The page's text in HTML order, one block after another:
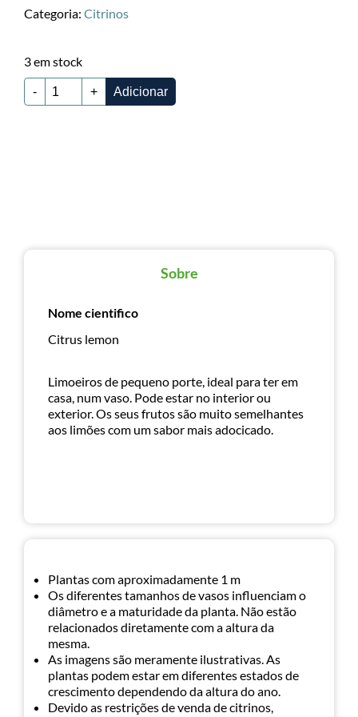
Categoria: Citrinos
3 em stock
- + Adicionar
Sobre
Nome cientifico
Citrus lemon
Limoeiros de pequeno porte, ideal para ter em
casa, num vaso. Pode estar no interior ou
exterior. Os seus frutos são muito semelhantes
aos limões com um sabor mais adocicado.
Plantas com aproximadamente 1 m
Os diferentes tamanhos de vasos influenciam o
diâmetro e a maturidade da planta. Não estão
relacionados diretamente com a altura da
mesma.
As imagens são meramente ilustrativas. As
plantas podem estar em diferentes estados de
crescimento dependendo da altura do ano.
Devido as restrições de venda de citrinos,